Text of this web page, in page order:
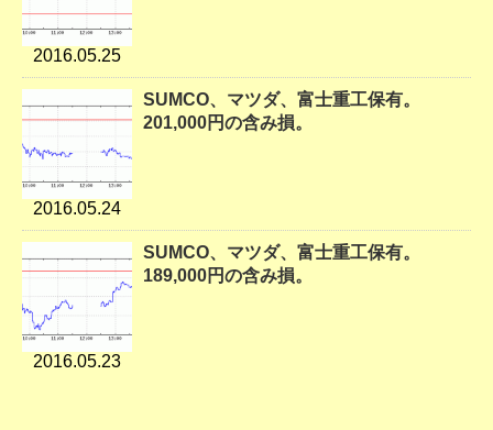
2016.05.25
2016.05.24
SUMCO、マツダ、富士重工保有。
201,000円の含み損。
2016.05.23
SUMCO、マツダ、富士重工保有。
189,000円の含み損。